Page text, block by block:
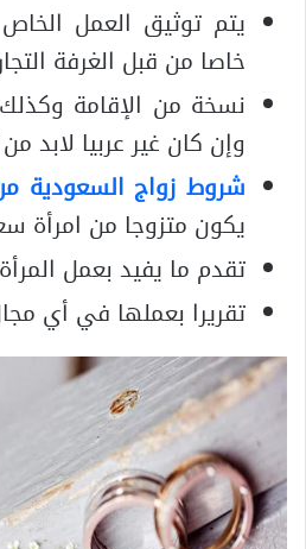
يتم توثيق العمل
خاصا من قبل الغرفة
نسخة من الإقامة وكذلك
وإن كان غير عربيا لابد
شروط زواج السعودية
يكون متزوجا من امرأة
تقدم ما يفيد بعمل
تقريرا بعملها في أي